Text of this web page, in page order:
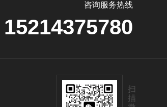
咨询服务热线
15214375780
扫
描